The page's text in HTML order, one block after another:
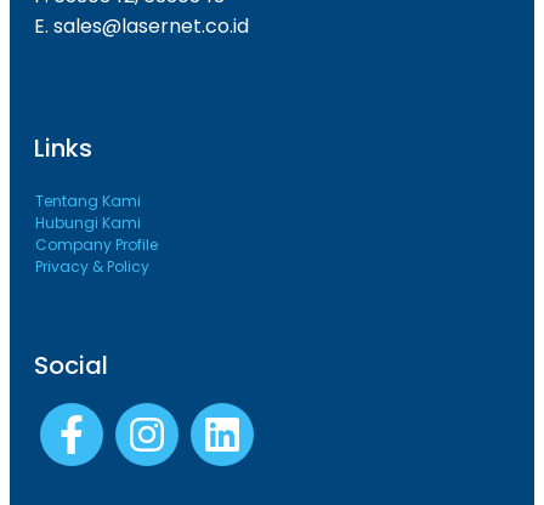
E. sales@lasernet.co.id
Links
Tentang Kami
Hubungi Kami
Company Profile
Privacy & Policy
Social